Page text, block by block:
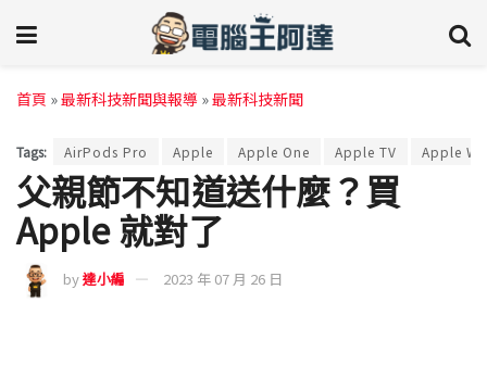
首頁 »最新科技新聞與報導 »最新科技新聞
Tags: AirPods Pro Apple Apple One Apple TV Apple
父親節不知道送什麼？買
Apple 就對了
by達小編 2023 年 07 月 26 日